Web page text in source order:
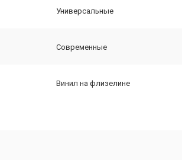
Универсальные
Современные
Винил на флизелине